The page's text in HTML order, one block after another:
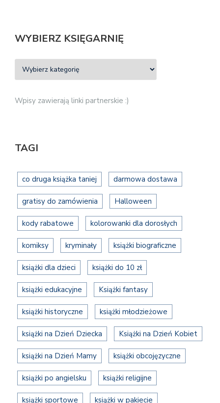
WYBIERZ KSIĘGARNIĘ
Wpisy zawierają linki partnerskie :)
TAGI
co druga książka taniej darmowa dostawa
gratisy do zamówienia Halloween
kody rabatowe kolorowanki dla dorosłych
komiksy kryminały książki biograficzne
książki dla dzieci książki do 10 zł
książki edukacyjne Książki fantasy
książki historyczne książki młodzieżowe
książki na Dzień Dziecka Książki na Dzień Kobiet
książki na Dzień Mamy książki obcojęzyczne
książki po angielsku książki religijne
książki sportowe książki w pakiecie